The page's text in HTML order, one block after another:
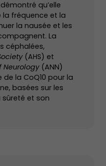
qu’elle
la fréquence et la
la nausée et les
La
céphalées,
(AHS) et
Neurology(ANN)
la CoQ10 pour la
basées sur les
et son